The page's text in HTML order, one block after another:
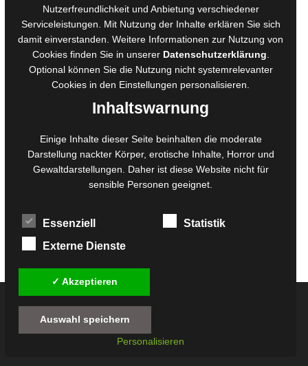
Online-Artikel
Manuskripte einreichen
Ausschreibungen
Belegexemplare
Eigenbedarfsexemplare
Foto- und Bildbearbeitung
Fotorestauration
Creative Artwork
MPS Fotografie
WordPress Support
Alle Preise inkl. der gesetzlichen MwSt. - Die durchgestrichenen Preise entsprechen
Nutzerfreundlichkeit und Anbietung verschiedener
Serviceleistungen. Mit Nutzung der Inhalte erklären Sie sich
damit einverstanden. Weitere Informationen zur Nutzung von
Cookies finden Sie in unserer Datenschutzerklärung
Optional können Sie die Nutzung nicht systemrelevanter
Cookies in den Einstellungen personalisieren.
Inhaltswarnung
Einige Inhalte dieser Seite beinhalten die moderate
Darstellung nackter Körper, erotische Inhalte, Horror und
Gewaltdarstellungen. Daher ist diese Website nicht für
sensible Personen geeignet.
Essenziell
Statistik
Externe Dienste
✓ Akzeptieren
Auswahl speichern
Personalisieren